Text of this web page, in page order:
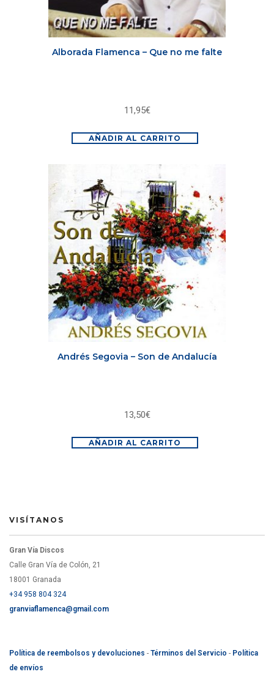
Alborada Flamenca – Que no me falte
11,95€
AÑADIR AL CARRITO
Andrés Segovia – Son de Andalucía
13,50€
AÑADIR AL CARRITO
VISÍTANOS
Gran Vía Discos
Calle Gran Vía de Colón, 21
18001 Granada
+34 958 804 324
granviaflamenca@gmail.com
Política de reembolsos y devoluciones - Términos del Servicio - Política
de envíos